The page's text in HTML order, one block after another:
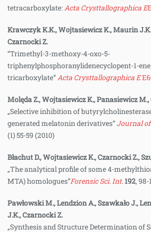
tetracarboxylate:Acta Crysttallographica E
Krawczyk K.K., Wojtasiewicz K., Maurin
Czarnocki Z.
“Trimethyl-3-methoxy-4-oxo-5-
triphenylphosphoranylidenecyclopent-1-
tricarboxylate”Acta Crysttallographica E
Molęda Z., Wojtasiewicz K., Panasiewicz
„Selective inhibition of
generated melatonin derivatives” Journal
(1) 55-59 (2010)
Błachut D., Wojtasiewicz K., Czarnocki Z.,
„The analytical profile of some 4-
MTA) homologues”Forensic Sci. Int.192, 98-
Pawłowski M., Lendzion A., Szawkało J.,
J.K., Czarnocki Z.
„Synthesis and Structure Determination of